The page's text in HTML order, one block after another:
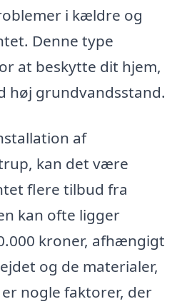
i kældre og
Denne type
at beskytte dit hjem,
høj grundvandsstand.
af
kan det være
flere tilbud fra
kan ofte ligger
kroner, afhængigt
og de materialer,
nogle faktorer, der